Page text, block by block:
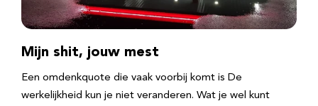
Mijn shit, jouw mest
Een omdenkquote die vaak voorbij komt is De
werkelijkheid kun je niet veranderen. Wat je wel kunt